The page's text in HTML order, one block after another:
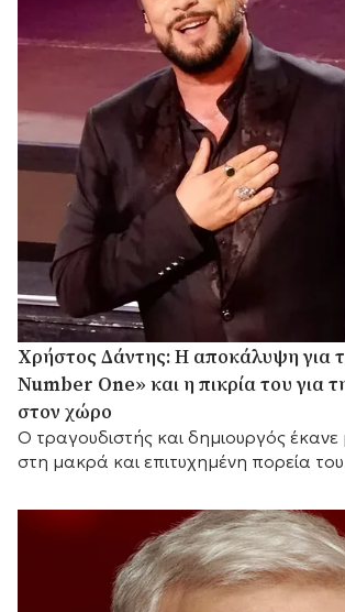
Χρήστος Δάντης: Η αποκάλυψη για
Number One» και η πικρία του για
στον χώρο
Ο τραγουδιστής και δημιουργός
στη μακρά και επιτυχημένη πορεία